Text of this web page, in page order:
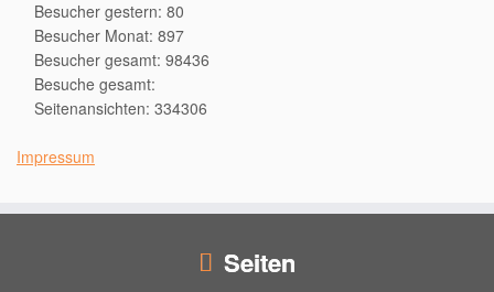
Besucher gestern: 80
Besucher Monat: 897
Besucher gesamt: 98436
Besuche gesamt:
Seitenansichten: 334306
Impressum
Seiten